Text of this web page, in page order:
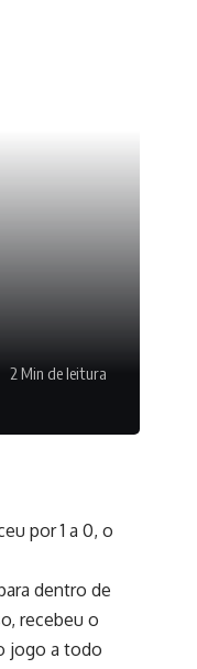
2 Min de leitura
por 1 a 0, o
dentro de
recebeu o
jogo a todo